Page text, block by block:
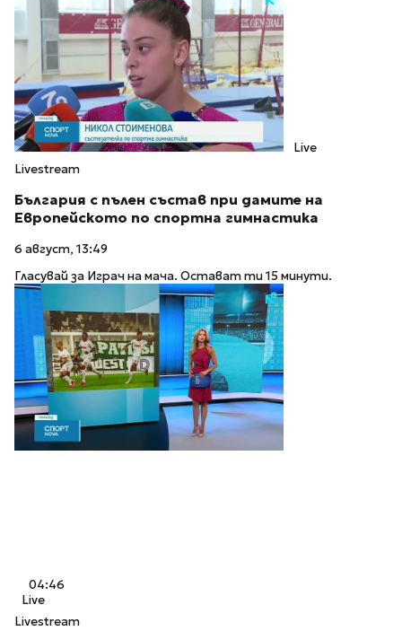
Live
Livestream
България с пълен състав при дамите на
Европейското по спортна гимнастика
6 август, 13:49
Гласувай за Играч на мача. Остават ти 15 минути.
04:46
Live
Livestream